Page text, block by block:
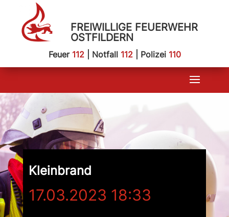
FREIWILLIGE FEUERWEHR
OSTFILDERN
Feuer 112| Notfall 112| Polizei 110
Kleinbrand
17.03.2023 18:33